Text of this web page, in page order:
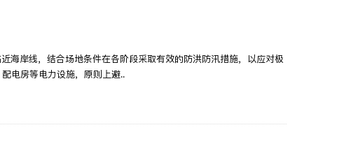
岸线，结合场地条件在各阶段采取有效的防洪防汛措施，以应对极
电房等电力设施，原则上避..